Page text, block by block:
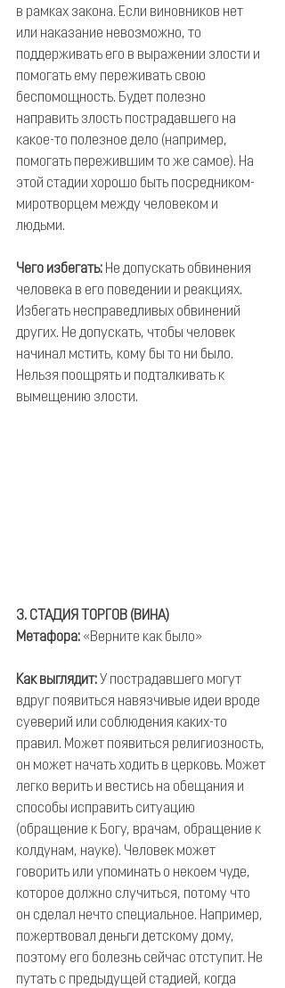
в рамках закона. Если виновников нет
или наказание невозможно, то
поддерживать его в выражении злости и
помогать ему переживать свою
беспомощность. Будет полезно
направить злость пострадавшего на
какое-то полезное дело (например,
помогать пережившим то же самое). На
этой стадии хорошо быть посредником-
миротворцем между человеком и
людьми.
Чего избегать: Не допускать обвинения
человека в его поведении и реакциях.
Избегать несправедливых обвинений
других. Не допускать, чтобы человек
начинал мстить, кому бы то ни было.
Нельзя поощрять и подталкивать к
вымещению злости.
3. СТАДИЯ ТОРГОВ (ВИНА)
Метафора: «Верните как было»
Как выглядит: У пострадавшего могут
вдруг появиться навязчивые идеи вроде
суеверий или соблюдения каких-то
правил. Может появиться религиозность,
он может начать ходить в церковь. Может
легко верить и вестись на обещания и
способы исправить ситуацию
(обращение к Богу, врачам, обращение к
колдунам, науке). Человек может
говорить или упоминать о некоем чуде,
которое должно случиться, потому что
он сделал нечто специальное. Например,
пожертвовал деньги детскому дому,
поэтому его болезнь сейчас отступит. Не
путать с предыдущей стадией, когда